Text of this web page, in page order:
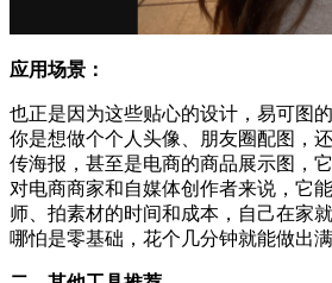
应用场景：
也正是因为这些贴心的设计，易可图
你是想做个个人头像、朋友圈配图，
传海报，甚至是电商的商品展示图，
对电商商家和自媒体创作者来说，它
师、拍素材的时间和成本，自己在家
哪怕是零基础，花个几分钟就能做出满